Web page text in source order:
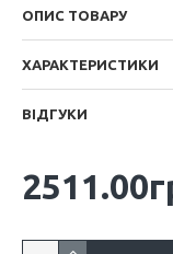
ОПИС ТОВАРУ
ХАРАКТЕРИСТИКИ
ВІДГУКИ